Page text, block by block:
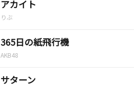
アカイト
りぶ
365日の紙飛行機
AKB48
サターン